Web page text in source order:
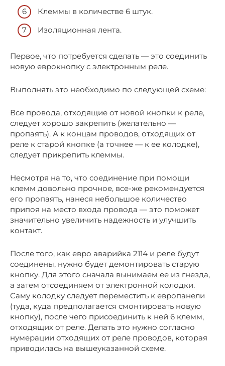
Клеммы в количестве 6 штук.
Изоляционная лента.
Первое, что потребуется сделать — это соединить
новую еврокнопку с электронным реле.
Выполнять это необходимо по следующей схеме:
Все провода, отходящие от новой кнопки к реле,
следует хорошо закрепить (желательно —
пропаять). А к концам проводов, отходящих от
реле к старой кнопке (а точнее — к ее колодке),
следует прикрепить клеммы.
Несмотря на то, что соединение при помощи
клемм довольно прочное, все-же рекомендуется
его пропаять, нанеся небольшое количество
припоя на место входа провода — это поможет
значительно увеличить надежность и улучшить
контакт.
После того, как евро аварийка 2114 и реле будут
соединены, нужно будет демонтировать старую
кнопку. Для этого сначала вынимаем ее из гнезда,
а затем отсоединяем от электронной колодки.
Саму колодку следует переместить к европанели
(туда, куда предполагается смонтировать новую
кнопку), после чего присоединить к ней 6 клемм,
отходящих от реле. Делать это нужно согласно
нумерации отходящих от реле проводов, которая
приводилась на вышеуказанной схеме.